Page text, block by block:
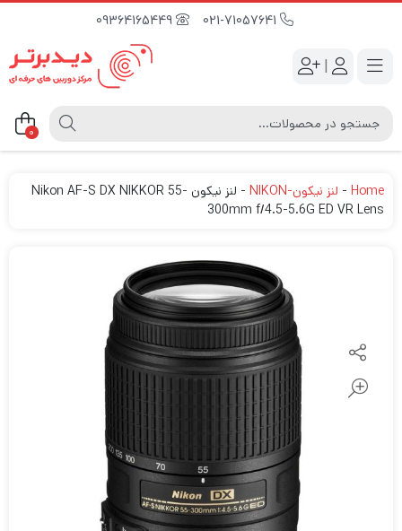
09364165449
|
0
Home
- لنز نیکون-NIKON -
لنز نیکون Nikon AF-S DX NIKKOR 55-
300mm f/4.5-5.6G ED VR Lens